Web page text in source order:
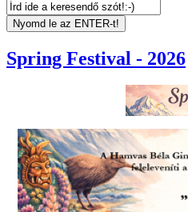
Spring Festival - 2026